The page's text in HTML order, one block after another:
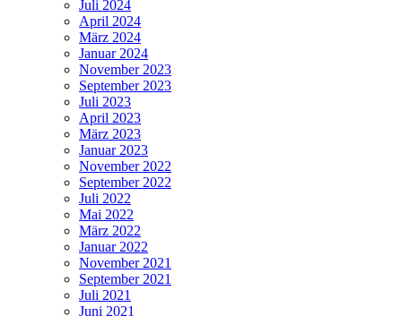
Juli 2024
April 2024
März 2024
Januar 2024
November 2023
September 2023
Juli 2023
April 2023
März 2023
Januar 2023
November 2022
September 2022
Juli 2022
Mai 2022
März 2022
Januar 2022
November 2021
September 2021
Juli 2021
Juni 2021